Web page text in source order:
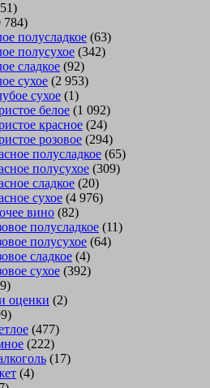
784)
полусладкое (63)
полусухое (342)
сладкое (92)
сухое (2 953)
сухое (1)
белое (1 092)
красное (24)
розовое (294)
полусладкое (65)
полусухое (309)
сладкое (20)
сухое (4 976)
вино (82)
полусладкое (11)
полусухое (64)
сладкое (4)
сухое (392)
оценки (2)
(477)
(222)
(17)
(4)